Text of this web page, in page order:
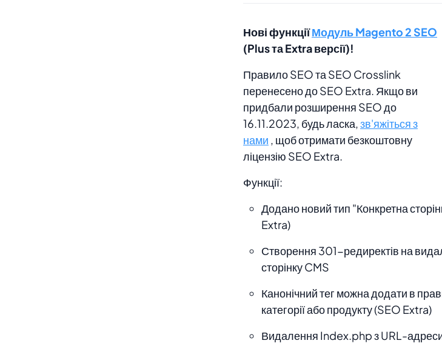
Нові функціїМодуль Magento 2 SEO
(Plus та Extra версії)!
Правило SEO та SEO Crosslink
перенесено до SEO Extra. Якщо ви
придбали розширення SEO до
16.11.2023, будь ласка,зв'яжіться з
нами , щоб отримати безкоштовну
ліцензію SEO Extra.
Функції:
Додано новий тип "Конкретна
Extra)
Створення 301-редиректів на
сторінку CMS
Канонічний тег можна додати в
категорії або продукту (SEO Extra)
Видалення Index.php з URL-